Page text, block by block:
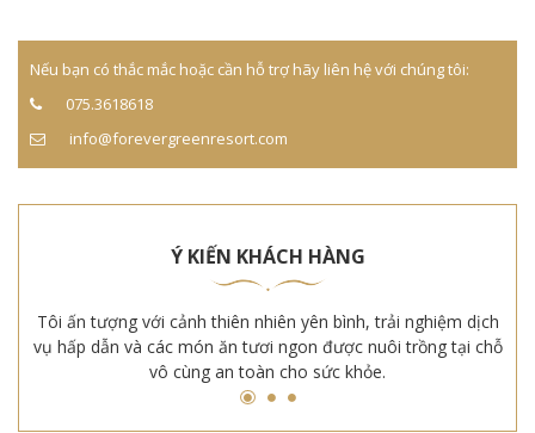
Nếu bạn có thắc mắc hoặc cần hỗ trợ hãy liên hệ với chúng tôi:
075.3618618
info@forevergreenresort.com
Ý KIẾN KHÁCH HÀNG
Tôi ấn tượng với cảnh thiên nhiên yên bình, trải nghiệm dịch
vụ hấp dẫn và các món ăn tươi ngon được nuôi trồng tại chỗ
vô cùng an toàn cho sức khỏe.